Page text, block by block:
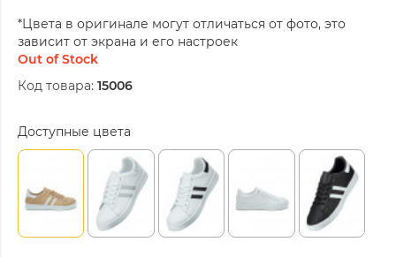
*Цвета в оригинале могут отличаться от фото, это
зависит от экрана и его настроек
Out of Stock
Код товара: 15006
Доступные цвета